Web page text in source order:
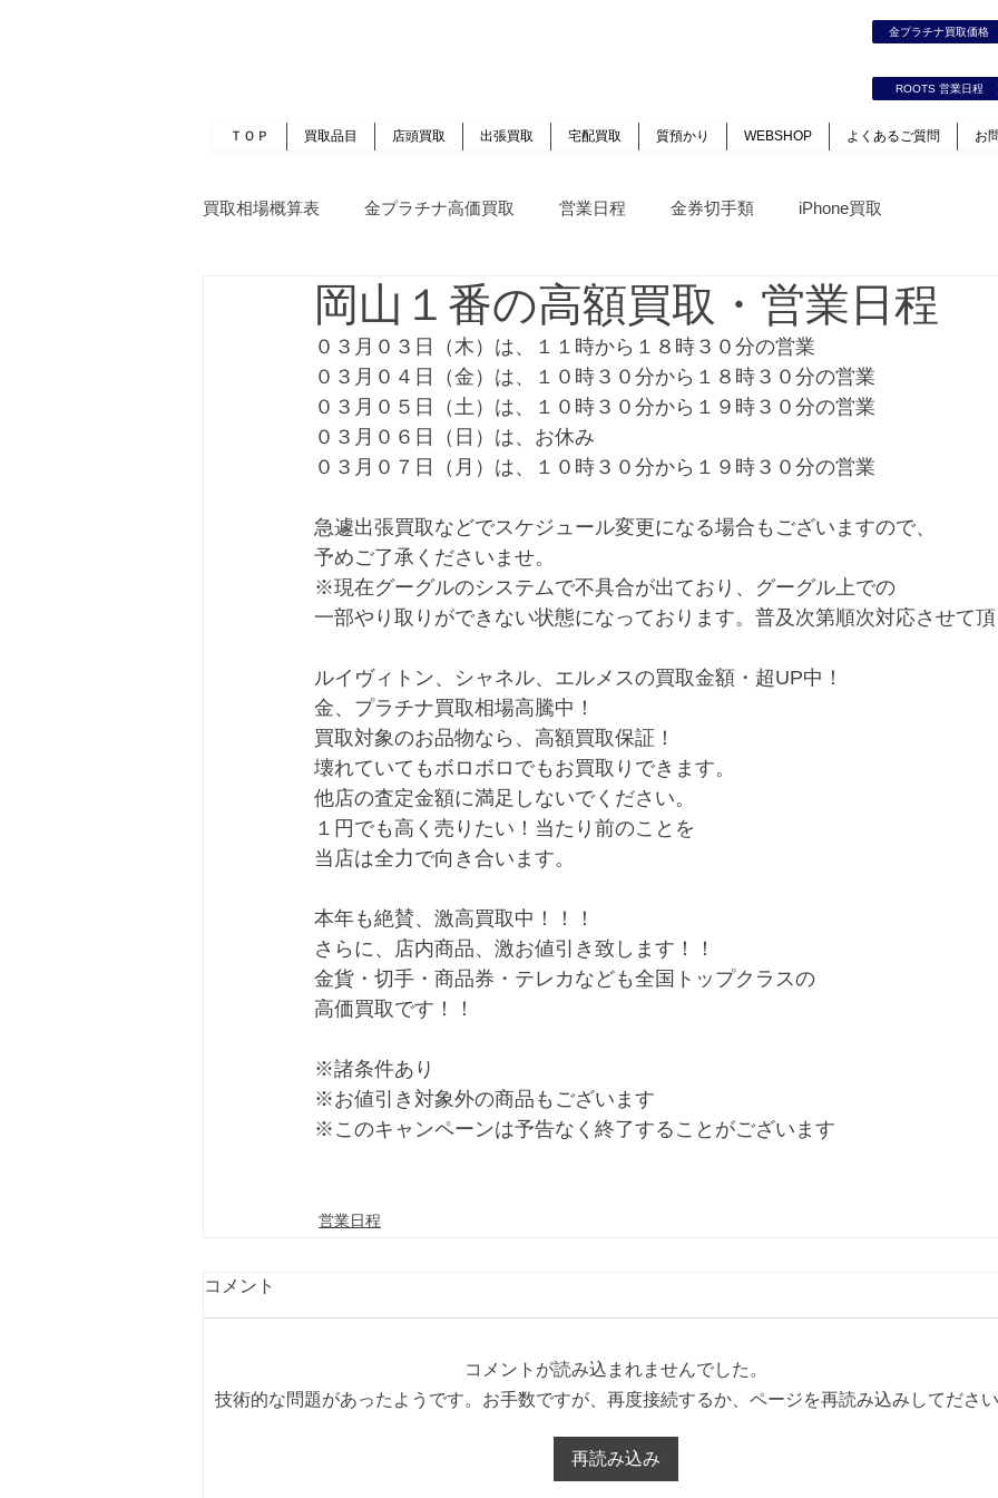
金プラチナ買取価
ROOTS 営業日程
ＴＯＰ 買取品目 店頭買取 出張買取 宅配買取 質預かり WEBSHOP よくあるご質問 お
買取相場概算表 金プラチナ高価買取 営業日程 金券切手類 iPhone買取
岡山１番の高額買取・営業日程
０３月０３日（木）は、１１時から１８時３０分の営業
０３月０４日（金）は、１０時３０分から１８時３０分の営業
０３月０５日（土）は、１０時３０分から１９時３０分の営業
０３月０６日（日）は、お休み
０３月０７日（月）は、１０時３０分から１９時３０分の営業
急遽出張買取などでスケジュール変更になる場合もございますので、
予めご了承くださいませ。
※現在グーグルのシステムで不具合が出ており、グーグル上での
一部やり取りができない状態になっております。普及次第順次対応させて
ルイヴィトン、シャネル、エルメスの買取金額・超UP中！
金、プラチナ買取相場高騰中！
買取対象のお品物なら、高額買取保証！
壊れていてもボロボロでもお買取りできます。
他店の査定金額に満足しないでください。
１円でも高く売りたい！当たり前のことを
当店は全力で向き合います。
本年も絶賛、激高買取中！！！
さらに、店内商品、激お値引き致します！！
金貨・切手・商品券・テレカなども全国トップクラスの
高価買取です！！
※諸条件あり
※お値引き対象外の商品もございます
※このキャンペーンは予告なく終了することがございます
営業日程
コメント
コメントが読み込まれませんでした。
技術的な問題があったようです。お手数ですが、再度接続するか、ページを再読み込みしてださ
再読み込み